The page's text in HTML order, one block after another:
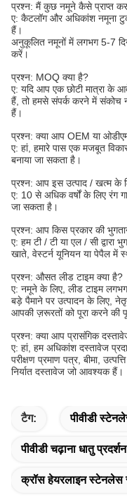
प्रश्न: मैं कुछ नमूने कैसे प्राप्त
ए: कैटलॉग और अधिकांश नमूना
हैं।
अनुकूलित नमूनों में लगभग 5-7
करें।
प्रश्न: MOQ क्या है?
ए: यदि आप एक छोटी मात्रा के
हैं, तो हमसे संपर्क करने में
हैं।
प्रश्न: क्या आप OEM या
ए: हां, हमारे पास एक मजबूत
बनाया जा सकता है।
प्रश्न: आप इस उत्पाद / खत्म के
ए: 10 से अधिक वर्षों के लिए रंग
जा सकता है।
प्रश्न: आप किस प्रकार की
ए: हम टी / टी या एल / सी
खाते, वेस्टर्न यूनियन या पेपैल में
प्रश्न: औसत लीड टाइम क्या है?
ए: नमूने के लिए, लीड टाइम
बड़े पैमाने पर उत्पादन के लिए,
आपकी ज़रूरतों को पूरा करने की
प्रश्न: क्या आप प्रासंगिक
ए: हां, हम अधिकांश दस्तावेज
परीक्षण प्रमाण पत्र, बीमा,
निर्यात दस्तावेज जो आवश्यक हैं।
टैग: पीवीडी
पीवीडी चढ़ाना धातु
क्रॉस हेयरलाइन स्टेनलेस